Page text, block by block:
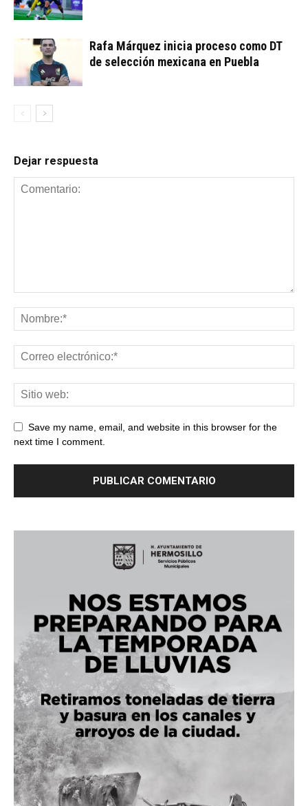
Rafa Márquez inicia proceso como DT
de selección mexicana en Puebla
Dejar respuesta
Save my name, email, and website in this browser for the
next time I comment.